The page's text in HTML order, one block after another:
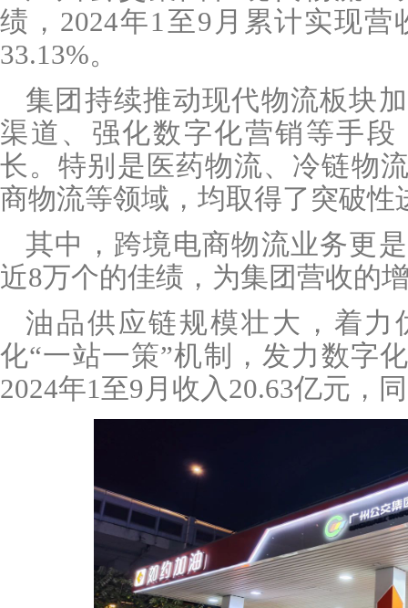
绩， 2024年1 至 9 月累计实现营
33.13%。
集团持续推动现代物流板块
渠道、强化数字化营销等手
长。特别是医药物流、冷链物
商物流等领域，均取得了突破性
其中，跨境电商物流业务更
近8万个的佳绩，为集团营收的
油品供应链规模壮大，着力
化“一站一策”机制，发力数字
2024年1至9月收入20.63亿元，